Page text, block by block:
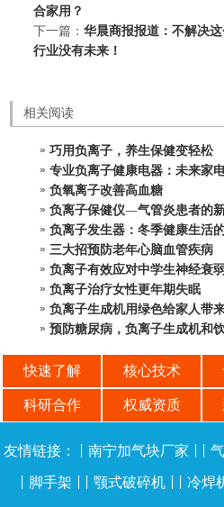
合家用？
下一篇：华晨商报报道：不解决
行业没有未来！
相关阅读
巧用负离子，养生保健变轻松
专业负离子健康电器：未来家
负氧离子改善高血糖
负离子保健仪—气管炎患者的
负离子发生器：冬季健康生活
三大招预防老年心脑血管疾病
负离子有效应对中学生神经衰
负离子治疗女性更年期失眠
负离子生成机用绿色给家人带
预防糖尿病，负离子生成机和
快速了解 核心技术
科研合作 权威资质
友情链接： 南宁加气块厂家
脚手架 颚式破碎机 冷焊